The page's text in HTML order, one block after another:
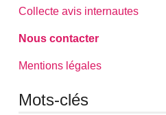
Collecte avis internautes
Nous contacter
Mentions légales
Mots-clés